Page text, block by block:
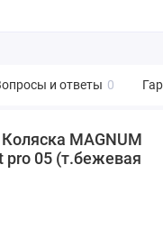
и ответы 0
MAGNUM
pro 05 (т.бежевая